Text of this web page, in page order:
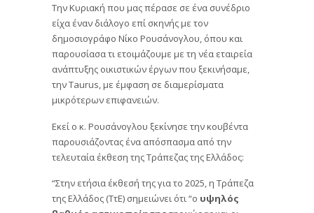
Την Κυριακή που μας πέρασε σε ένα συνέδριο
είχα έναν διάλογο επί σκηνής με τον
δημοσιογράφο Νίκο Ρουσάνογλου, όπου και
παρουσίασα τι ετοιμάζουμε με τη νέα εταιρεία
ανάπτυξης οικιστικών έργων που ξεκινήσαμε,
την Taurus, με έμφαση σε διαμερίσματα
μικρότερων επιφανειών.
Εκεί ο κ. Ρουσάνογλου ξεκίνησε την κουβέντα
παρουσιάζοντας ένα απόσπασμα από την
τελευταία έκθεση της Τράπεζας της Ελλάδος:
“Στην ετήσια έκθεσή της για το 2025, η Τράπεζα
της Ελλάδος (ΤτΕ) σημειώνει ότι “ο υψηλός